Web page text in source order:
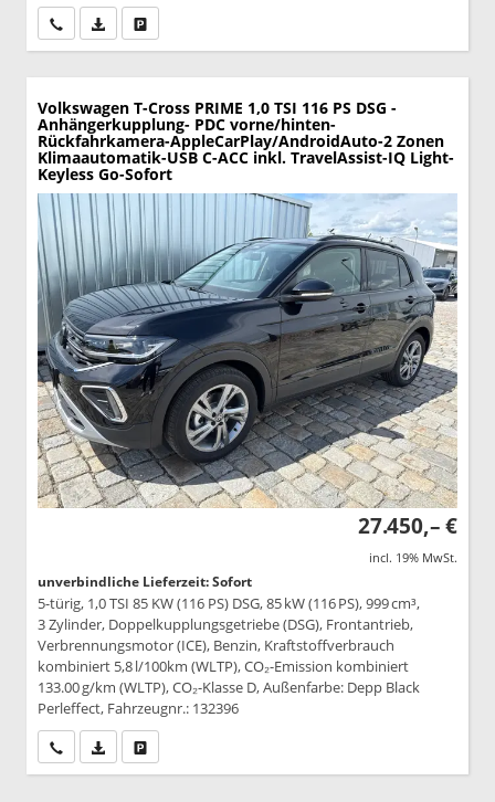
Wir rufen Sie anPDF-Datei, Fahrzeugexposé drucken
Volkswagen T-Cross PRIME 1,0 TSI 116 PS DSG -
Anhängerkupplung- PDC vorne/hinten-
Rückfahrkamera-AppleCarPlay/AndroidAuto-2 Zonen
Klimaautomatik-USB C-ACC inkl. TravelAssist-IQ Light-
Keyless Go-Sofort
27.450,– €
incl. 19% MwSt.
unverbindliche Lieferzeit: Sofort
5-türig, 1,0 TSI 85 KW (116 PS) DSG, 85 kW (116 PS), 999 cm³,
3 Zylinder, Doppelkupplungsgetriebe (DSG), Frontantrieb,
Verbrennungsmotor (ICE), Benzin, Kraftstoffverbrauch
kombiniert 5,8 l/100km (WLTP), CO₂-Emission kombiniert
133.00 g/km (WLTP), CO₂-Klasse D, Außenfarbe: Depp Black
Perleffect, Fahrzeugnr.: 132396
Wir rufen Sie anPDF-Datei, Fahrzeugexposé drucken